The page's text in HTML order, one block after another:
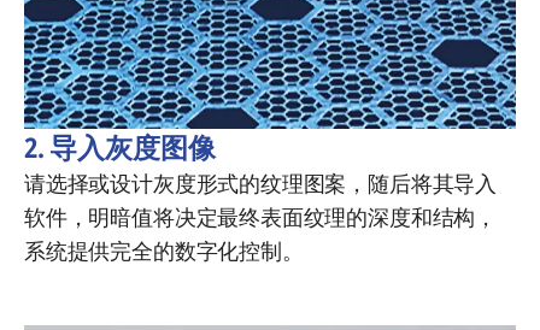
2. 导入灰度图像
请选择或设计灰度形式的纹理图案，随后将其导入
软件，明暗值将决定最终表面纹理的深度和结构，
系统提供完全的数字化控制。